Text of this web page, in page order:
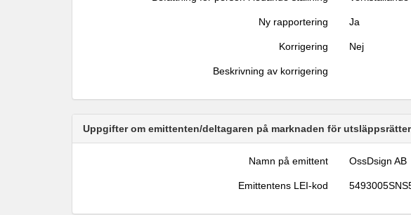
Ny rapportering Ja
Korrigering Nej
Beskrivning av korrigering
Uppgifter om emittenten/deltagaren på marknaden för
Namn på emittent OssDsign AB
Emittentens LEI-kod